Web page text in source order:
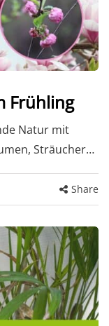
Frühling
Natur mit
Sträucher…
Share